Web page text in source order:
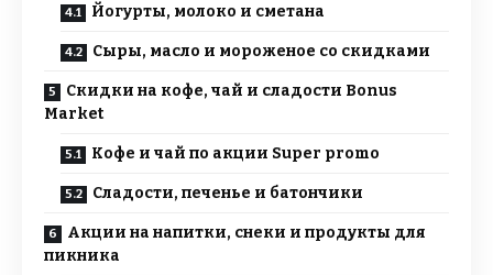
Йогурты, молоко и сметана
Сыры, масло и мороженое со скидками
Скидки на кофе, чай и сладости Bonus
Market
Кофе и чай по акции Super promo
Сладости, печенье и батончики
Акции на напитки, снеки и продукты для
пикника